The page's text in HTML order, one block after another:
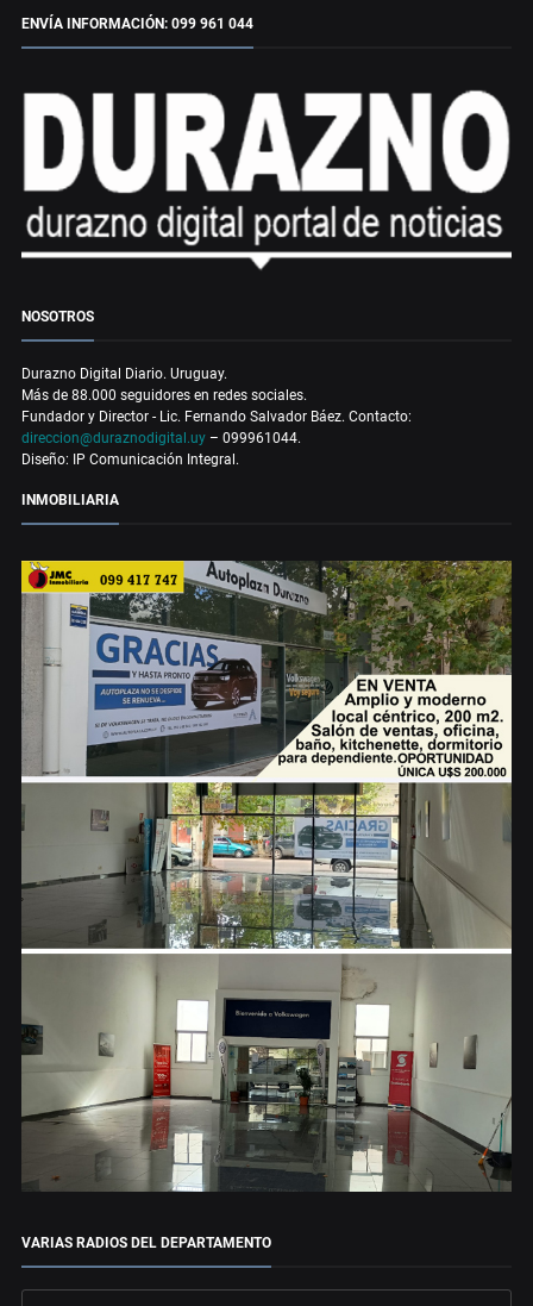
ENVÍA INFORMACIÓN: 099 961 044
NOSOTROS
Durazno Digital Diario. Uruguay.
Más de 88.000 seguidores en redes sociales.
Fundador y Director - Lic. Fernando Salvador Báez. Contacto:
direccion@duraznodigital.uy – 099961044.
Diseño: IP Comunicación Integral.
INMOBILIARIA
VARIAS RADIOS DEL DEPARTAMENTO